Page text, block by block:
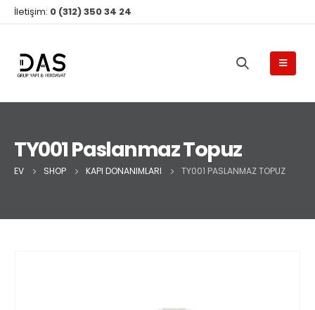
İletişim: 0 (312) 350 34 24
TY001 Paslanmaz Topuz
EV SHOP KAPI DONANIMLARI TY001 PASLANMAZ TOPUZ